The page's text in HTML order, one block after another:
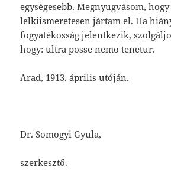
egységesebb. Megnyugvásom,
lelkiismeretesen jártam el. Ha
fogyatékosság jelentkezik,
hogy: ultra posse nemo tenetur.
Arad, 1913. április utóján.
Dr. Somogyi Gyula,
szerkesztő.